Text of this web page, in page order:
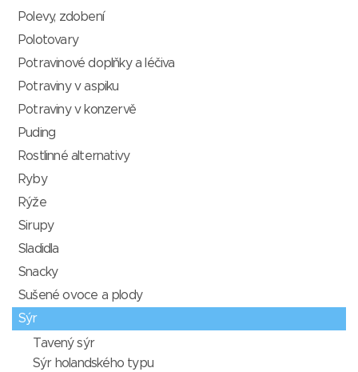
Polevy, zdobení
Polotovary
Potravinové doplňky a léčiva
Potraviny v aspiku
Potraviny v konzervě
Puding
Rostlinné alternativy
Ryby
Rýže
Sirupy
Sladidla
Snacky
Sušené ovoce a plody
Sýr
Tavený sýr
Sýr holandského typu